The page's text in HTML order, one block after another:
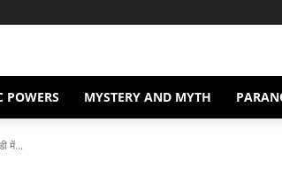
POWERS MYSTERY AND MYTH
में...